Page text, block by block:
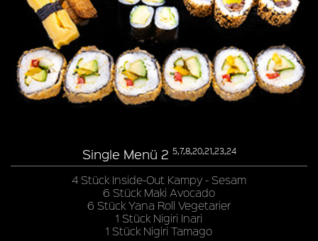
Single Menü 2 5,7,8,20,21,23,24
4 Stück Inside-Out Kampy - Sesam
6 Stück Maki Avocado
6 Stück Yana Roll Vegetarier
1 Stück Nigiri Inari
1 Stück Nigiri Tamago